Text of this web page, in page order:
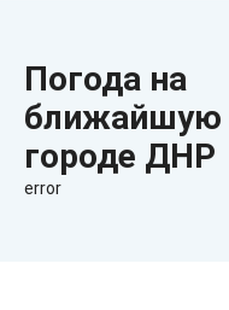
Погода на
ближайшую
городе ДНР
error